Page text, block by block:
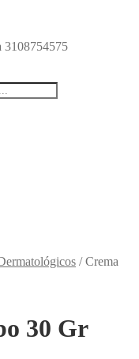
3108754575
/Crema
30 Gr